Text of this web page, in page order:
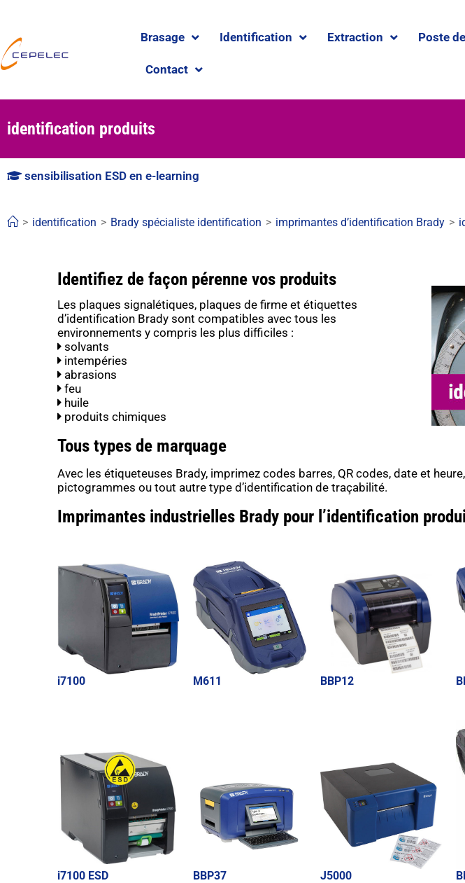
Brasage Identification Extraction Poste
Contact
identification produits
sensibilisation ESD en e-learning
> identification > Brady spécialiste identification > imprimantes d’identification Brady >
Identifiez de façon pérenne vos produits
Les plaques signalétiques, plaques de firme et étiquettes
d’identification Brady sont compatibles avec tous les
environnements y compris les plus difficiles :
solvants
intempéries
abrasions
feu
huile
produits chimiques
Tous types de marquage
Avec les étiqueteuses Brady, imprimez codes barres, QR codes, date et
pictogrammes ou tout autre type d’identification de traçabilité.
Imprimantes industrielles Brady pour l’identification
i7100 M611 BBP12
i7100 ESD BBP37 J5000